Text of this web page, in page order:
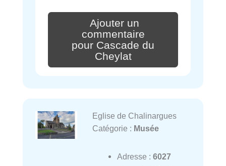
Ajouter un
commentaire
pour Cascade du
Cheylat
Eglise de Chalinargues
Catégorie : Musée
Adresse : 6027